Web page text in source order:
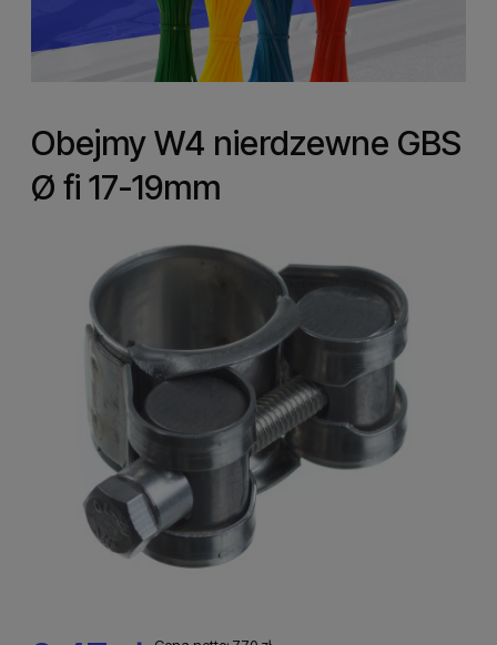
Obejmy W4 nierdzewne GBS
Ø fi 17-19mm